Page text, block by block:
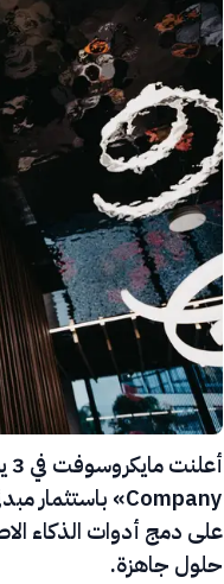
على دمج أدوات الذكاء
حلول جاهزة.